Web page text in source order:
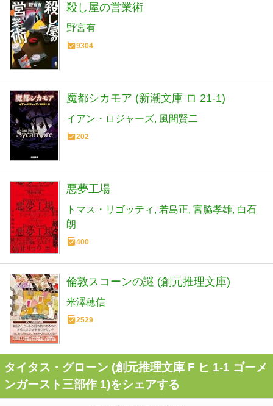
殺し屋の営業術
野宮有
9304
魔都シカモア (新潮文庫 ロ 21-1)
イアン・ロジャーズ 風間賢二
202
悪夢工場
トマス・リゴッティ 若島正 宮脇孝雄 白石
朗
400
倫敦スコーンの謎 (創元推理文庫)
米澤穂信
2529
タイタス・グローン (創元推理文庫 F ヒ 1-1 ゴーメ
ンガースト三部作 1)をシェアする